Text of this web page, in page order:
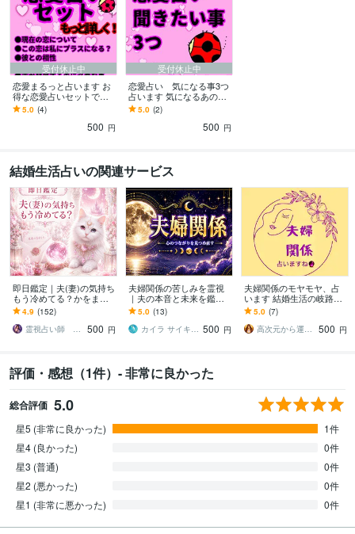
受付休止中
恋愛まるっと占います お
得な恋愛占いセットで
す！ぜひ説明欄をご一読
下さい。
5.0 (4)
500 円
受付休止中
恋愛占い 気になる事3つ
占います 気になるあの人
との恋の行方を占わせて
いただきます。
5.0 (2)
500 円
結婚生活占いの関連サービス
即日鑑定｜夫(妻)の気持ち
もう冷めてる？かをます
夫婦特化型 夫(妻)の本
音 離婚を考えてる？
4.9 (152)
霊視占い師 まる
500 円
夫婦関係の苦しみを霊視
｜夫の本音と未来を鑑定
します 苦しみが終わる時
期と結末を月の力で導き
ます
5.0 (13)
カイラ サイキック ミディアム ヒーラー 500 円
夫婦関係のモヤモヤ、占
います 結婚生活の岐路で
迷ったとき.前に進むため
の霊視・透視します
5.0 (7)
高次元から運命を視る霊視鑑定｜叶園
500 円
評価・感想（1件）- 非常に良かった
総合評価 5.0
星5 (非常に良かった)
1件
星4 (良かった)
0件
星3 (普通)
0件
星2 (悪かった)
0件
星1 (非常に悪かった)
0件